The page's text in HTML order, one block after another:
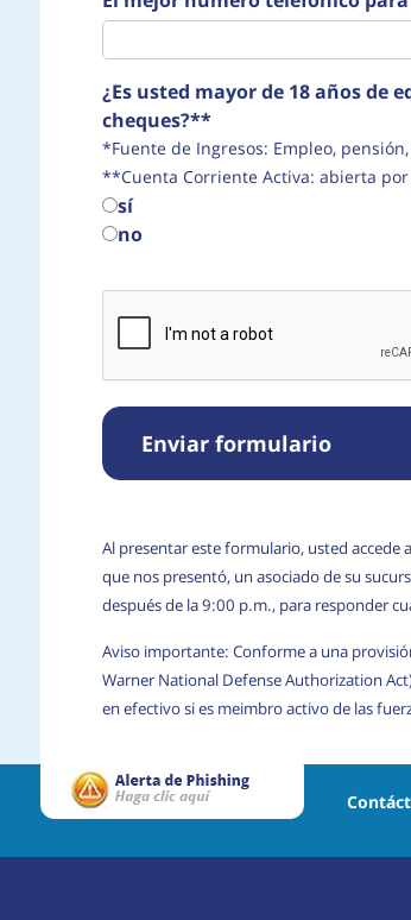
¿Es usted mayor de 18 años de
cheques?**
*Fuente de Ingresos:
**Cuenta Corriente Activa: abierta
sí
no
Enviar formulario
Al presentar este formulario, usted accede
que nos presentó, un asociado de su
después de la 9:00 p.m., para responder
Aviso importante: Conforme a una
Warner National Defense Authorization
en efectivo si es meimbro activo de las